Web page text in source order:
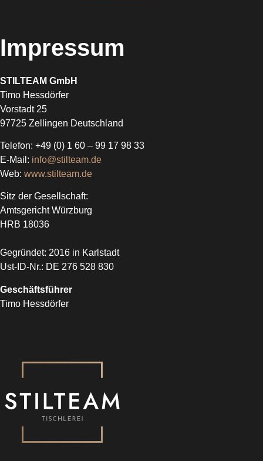
Impressum
STILTEAM GmbH
Timo Hessdörfer
Vorstadt 25
97725 Zellingen Deutschland
Telefon: +49 (0) 1 60 – 99 17 98 33
E-Mail: info@stilteam.de
Web: www.stilteam.de
Sitz der Gesellschaft:
Amtsgericht Würzburg
HRB 18036
Gegründet: 2016 in Karlstadt
Ust-ID-Nr.: DE 276 528 830
Geschäftsführer
Timo Hessdörfer